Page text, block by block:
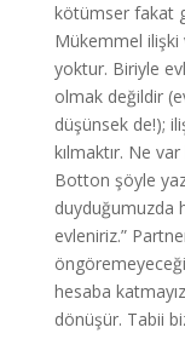
kötümser fakat
Mükemmel
yoktur. Biriyle
olmak değildir
düşünsek de!);
kılmaktır. Ne
Botton şöyle
duyduğumuzda
evleniriz.”
hesaba
dönüşür. Tabii